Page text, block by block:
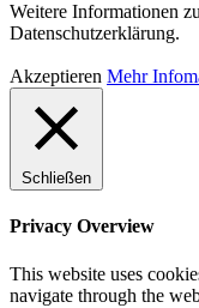
Weitere Informationen
Datenschutzerklärung.
Akzeptieren Mehr
Schließen
Privacy Overview
This website uses
navigate through the